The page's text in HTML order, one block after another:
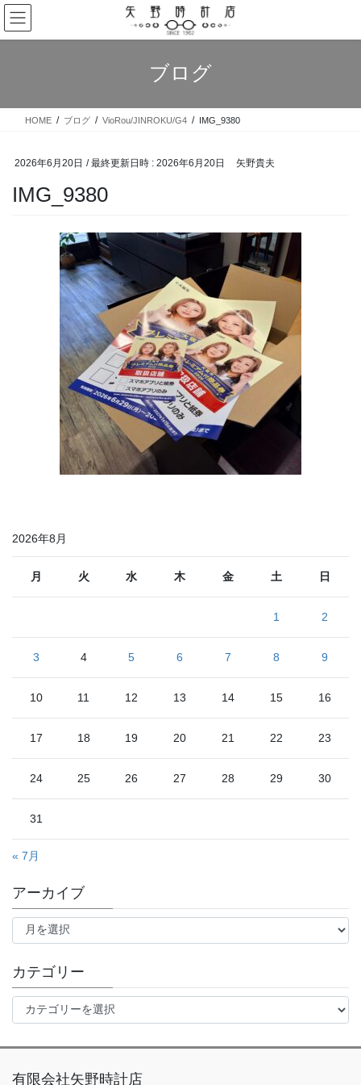
コ
ン
テ
ス
ナ
ビ
ゲ
ン
ブログ
HOME ブログ VioRou/JINROKU/G4 IMG_9380
2026年6月20日 / 最終更新日時 : 2026年6月20日 矢野貴夫
IMG_9380
2026年8月
月 火 水 木 金 土 日
1 2
3 4 5 6 7 8 9
10 11 12 13 14 15 16
17 18 19 20 21 22 23
24 25 26 27 28 29 30
31
« 7月
アーカイブ
ア
イ
カテゴリー
テ
ー
有限会社矢野時計店